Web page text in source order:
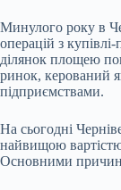
Минулого року в
операцій з
ділянок площею
ринок, керований
підприємствами.
На сьогодні
найвищою вартістю
Основними